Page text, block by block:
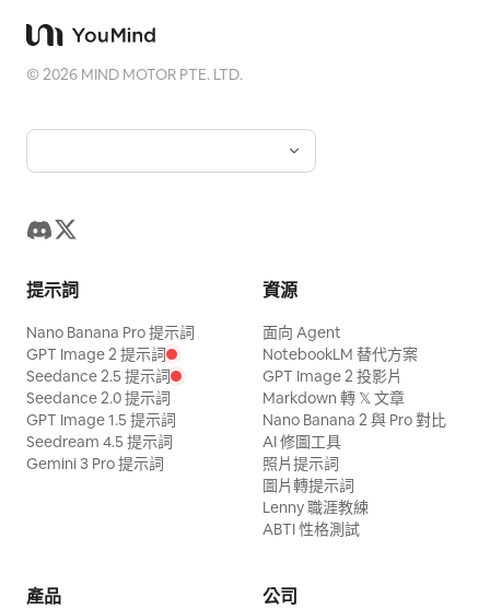
©2026 MIND MOTOR PTE. LTD.
提示詞
Nano Banana Pro 提示詞
GPT Image 2 提示詞
Seedance 2.5 提示詞
Seedance 2.0 提示詞
GPT Image 1.5 提示詞
Seedream 4.5 提示詞
Gemini 3 Pro 提示詞
資源
面向 Agent
NotebookLM 替代方案
GPT Image 2 投影片
Markdown 轉 𝕏 文章
Nano Banana 2 與 Pro 對比
AI 修圖工具
照片提示詞
圖片轉提示詞
Lenny 職涯教練
ABTI 性格測試
產品 公司